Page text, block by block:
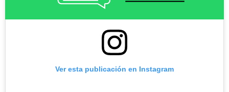
Ver esta publicación en Instagram